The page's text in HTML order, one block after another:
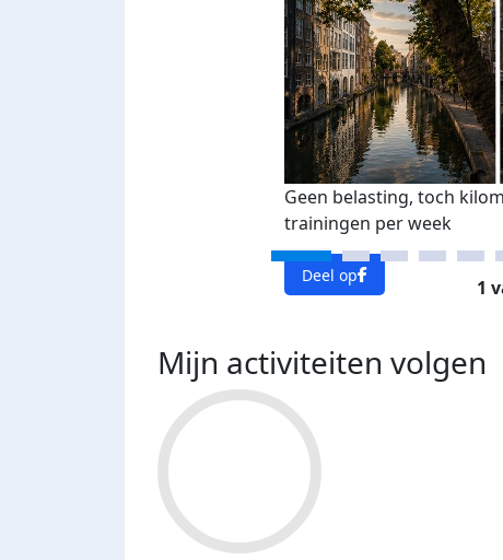
Geen belasting, toch
trainingen per week
Deel op
1
Mijn activiteiten volgen